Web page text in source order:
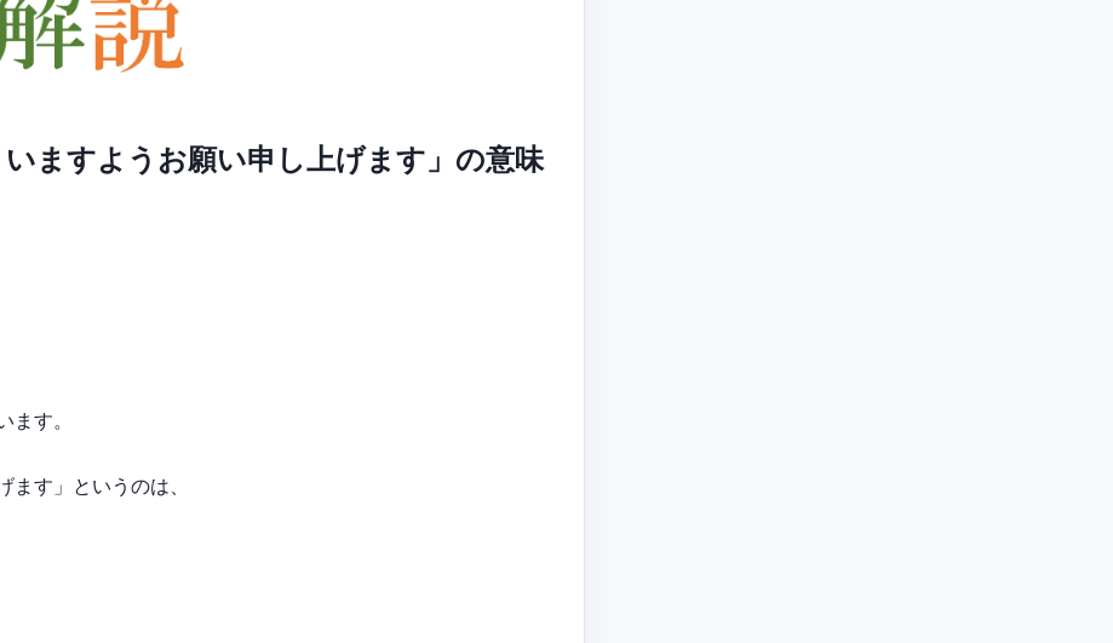
いますようお願い申し上げます」の意味
ます。
ます」というのは、